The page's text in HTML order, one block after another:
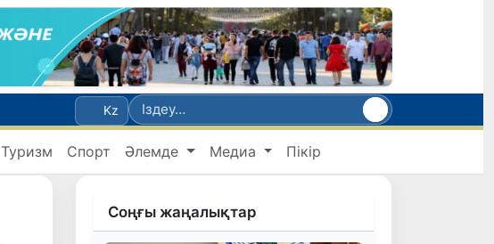
Kz
Туризм Спорт Әлемде Медиа Пікір
Соңғы жаңалықтар